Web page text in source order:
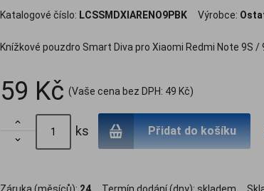
Katalogové číslo: LCSSMDXIARENO9PBK Výrobce:
Knížkové pouzdro Smart Diva pro Xiaomi Redmi Note 9S /
59 Kč (Vaše cena bez DPH: 49 Kč)


ks Přidat do košíku